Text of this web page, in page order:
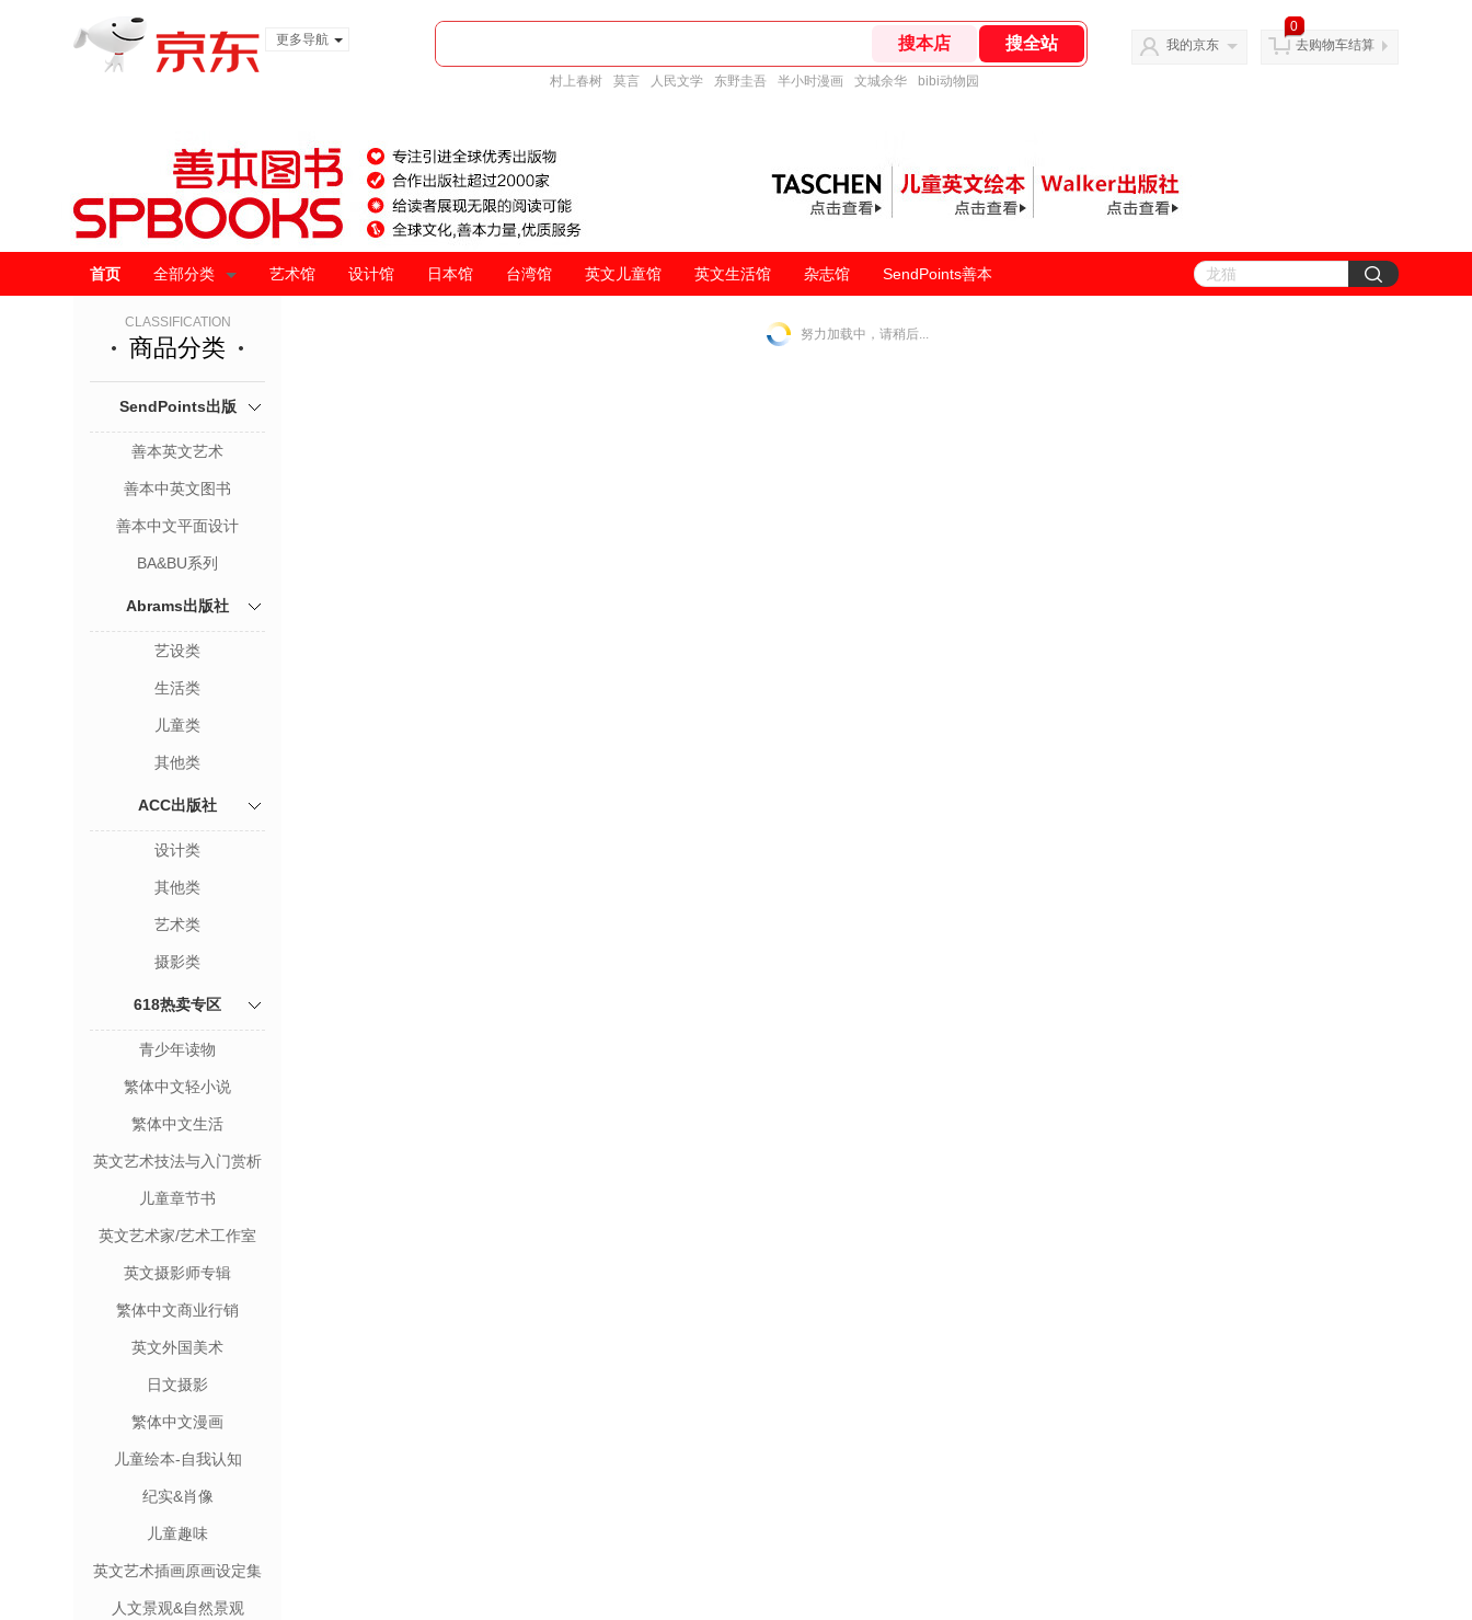
更多导航
村上春树 莫言 人民文学 东野圭吾 半小时漫画 文城余华 bibi动物园
我的京东
0
去购物车结算
首页 全部分类 艺术馆 设计馆 日本馆 台湾馆 英文儿童馆 英文生活馆 杂志馆 SendPoints善本
CLASSIFICATION
商品分类
SendPoints出版
善本英文艺术
善本中英文图书
善本中文平面设计
BA&BU系列
Abrams出版社
艺设类
生活类
儿童类
其他类
ACC出版社
设计类
其他类
艺术类
摄影类
618热卖专区
青少年读物
繁体中文轻小说
繁体中文生活
英文艺术技法与入门赏析
儿童章节书
英文艺术家/艺术工作室
英文摄影师专辑
繁体中文商业行销
英文外国美术
日文摄影
繁体中文漫画
儿童绘本-自我认知
纪实&肖像
儿童趣味
英文艺术插画原画设定集
人文景观&自然景观
努力加载中，请稍后...